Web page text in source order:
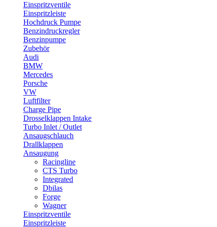
Einspritzventile
Einspritzleiste
Hochdruck Pumpe
Benzindruckregler
Benzinpumpe
Zubehör
Audi
BMW
Mercedes
Porsche
VW
Luftfilter
Charge Pipe
Drosselklappen Intake
Turbo Inlet / Outlet
Ansaugschlauch
Drallklappen
Ansaugung
Racingline
CTS Turbo
Integrated
Dbilas
Forge
Wagner
Einspritzventile
Einspritzleiste